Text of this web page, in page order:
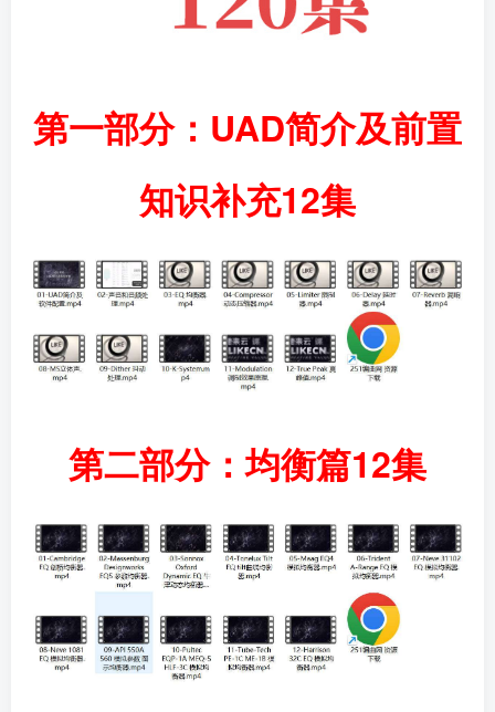
第一部分：UAD简介及前置
知识补充12集
第二部分：均衡篇12集